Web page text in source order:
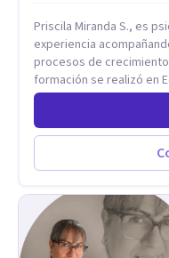
Priscila Miranda S., es
experiencia
procesos de
formación se realizó en
con un Máster en
diplomados que
especializo en
emocional, depresión,
suicidio, crisis vitales y
100% online, lo que te
comodidad y privacidad
acompañamiento